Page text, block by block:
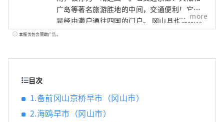
广岛等著名旅游胜地的中间，交通便利！它也
是经由濑户通往四国的门户。 冈山县也被称为
“水果冈山”，在濑户内温暖的气候下，阳光
地区！
more
本服务包含赞助广告。
目次
1.备前冈山京桥早市（冈山市）
2.海鸥早市（冈山市）